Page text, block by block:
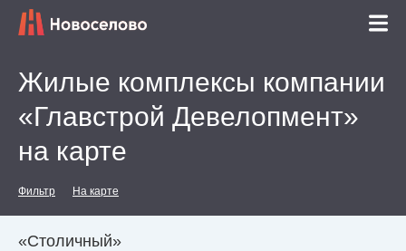
Жилые комплексы компании
«Главстрой Девелопмент»
на карте
Фильтр На карте
«Столичный»